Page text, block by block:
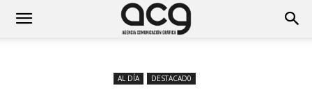
AL DÍA DESTACAD0